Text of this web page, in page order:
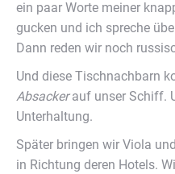
ein paar Worte meiner
gucken und ich spreche
Dann reden wir noch
Und diese Tischnachbarn
Absackerauf unser Schiff.
Unterhaltung.
Später bringen wir Viola
in Richtung deren Hotels.